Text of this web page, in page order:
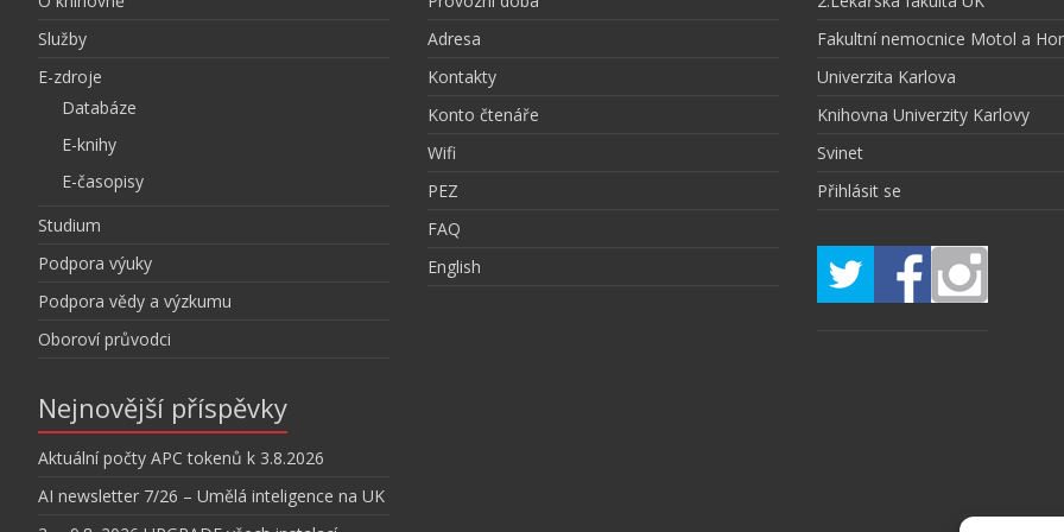
Služby
E-zdroje
Databáze
E-knihy
E-časopisy
Studium
Podpora výuky
Podpora vědy a výzkumu
Oboroví průvodci
Nejnovější příspěvky
Aktuální počty APC tokenů k 3.8.2026
AI newsletter 7/26 – Umělá inteligence na UK
Adresa
Kontakty
Konto čtenáře
Wifi
PEZ
FAQ
English
Fakultní nemocnice Motol a
Univerzita Karlova
Knihovna Univerzity Karlovy
Svinet
Přihlásit se